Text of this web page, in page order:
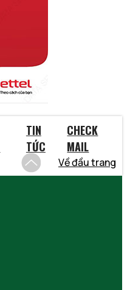
TIN
TỨC
CHECK
MAIL
Về đầu trang